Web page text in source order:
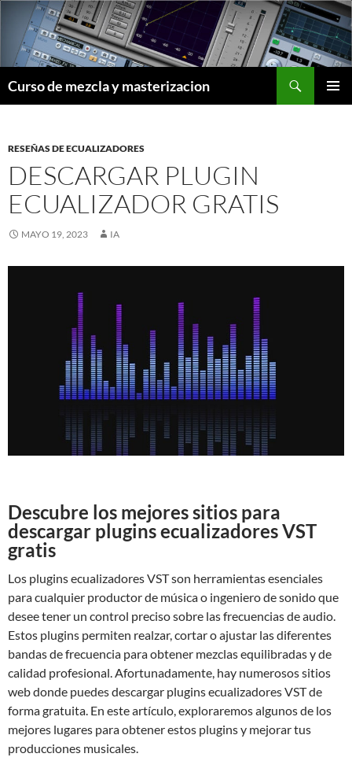
contenido
Curso de mezcla y masterizacion
RESEÑAS DE ECUALIZADORES
DESCARGAR PLUGIN
ECUALIZADOR GRATIS
MAYO 19, 2023 IA
Descubre los mejores sitios para
descargar plugins ecualizadores VST
gratis
Los plugins ecualizadores VST son herramientas esenciales
para cualquier productor de música o ingeniero de sonido que
desee tener un control preciso sobre las frecuencias de audio.
Estos plugins permiten realzar, cortar o ajustar las diferentes
bandas de frecuencia para obtener mezclas equilibradas y de
calidad profesional. Afortunadamente, hay numerosos sitios
web donde puedes descargar plugins ecualizadores VST de
forma gratuita. En este artículo, exploraremos algunos de los
mejores lugares para obtener estos plugins y mejorar tus
producciones musicales.